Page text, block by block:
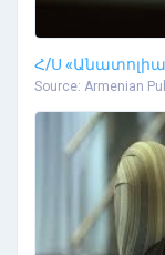
Հ/Ս
Source: Armenian